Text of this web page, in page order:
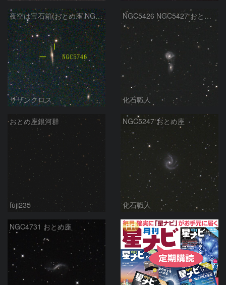
夜空は宝石箱(おとめ座 NGC5746) Seestar50
サザンクロス
NGC5426 NGC5427 おとめ座
化石職人
おとめ座銀河群
fuji235
NGC5247 おとめ座
化石職人
NGC4731 おとめ座 PR